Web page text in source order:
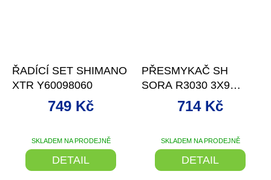
ŘADÍCÍ SET SHIMANO
XTR Y60098060
SKLADEM NA PRODEJNĚ
749 Kč
DETAIL
PŘESMYKAČ SH
SORA R3030 3X9
RYCHL. NA NAVÁŘKU
SKLADEM NA PRODEJNĚ
714 Kč
DETAIL